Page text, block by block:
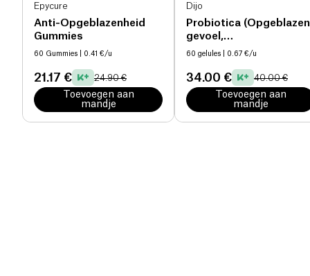
Epycure
Anti-Opgeblazenheid
Gummies
60 Gummies | 0.41 €/u
21.17 € 24.90 €
Toevoegen aan
mandje
Dijo
Probiotica (Opgeblazen
gevoel,
Immuniteit)
60 gelules | 0.67 €/u
34.00 € 40.00 €
Toevoegen aan
mandje